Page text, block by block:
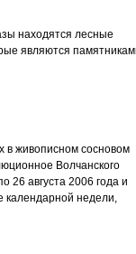
находятся лесные
являются
в живописном сосновом
Волчанского
26 августа 2006 года и
недели,